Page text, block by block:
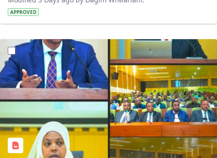
APPROVED
?version=1.0&t=1784745431257&imageThumbnail=1